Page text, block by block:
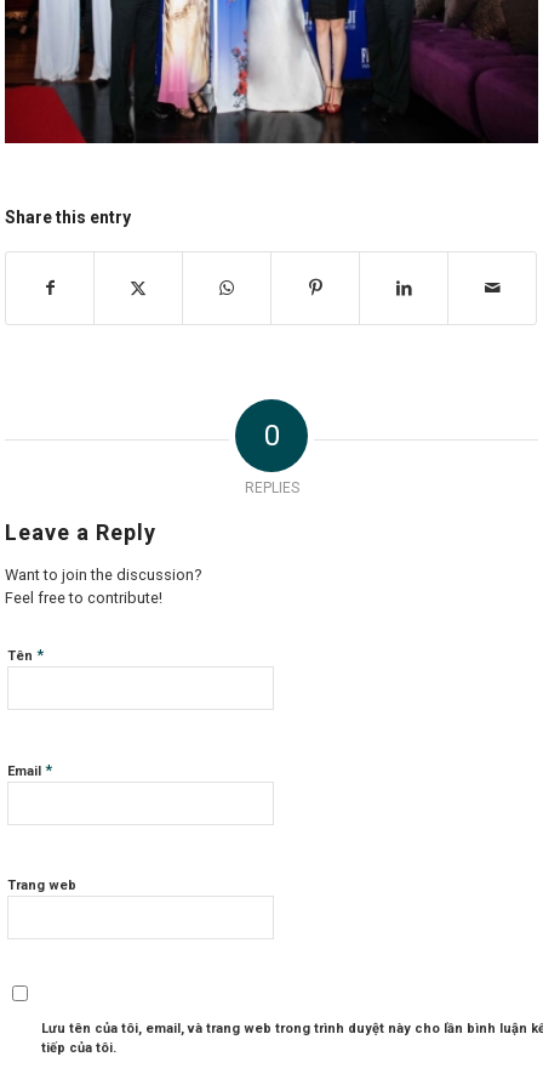
Share this entry
0
REPLIES
Leave a Reply
Want to join the discussion?
Feel free to contribute!
Tên*
Email*
Trang web
Lưu tên của tôi, email, và trang web trong trình duyệt này cho lần bình luận
tiếp của tôi.